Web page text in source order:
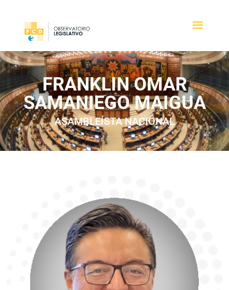
FRANKLIN OMAR
SAMANIEGO MAIGUA
ASAMBLEÍSTA NACIONAL